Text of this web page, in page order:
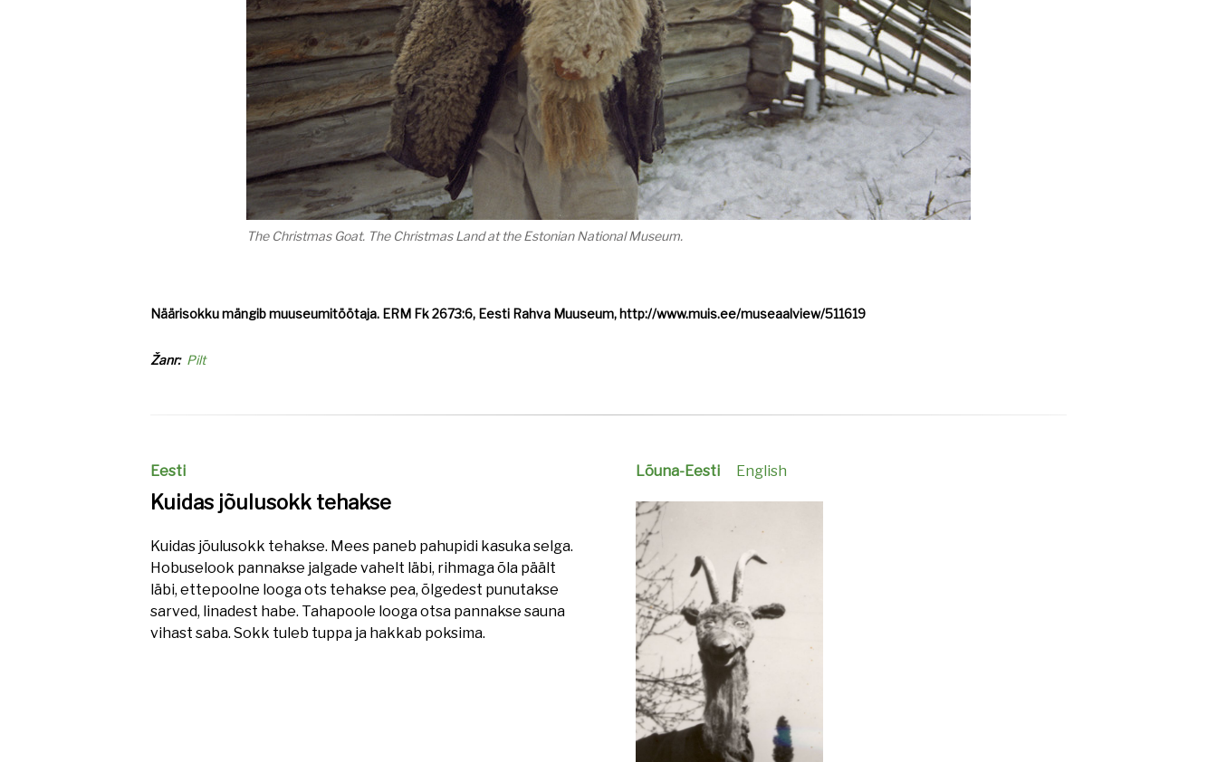
The Christmas Goat. The Christmas Land at the Estonian National Museum.
Näärisokku mängib muuseumitöötaja. ERM Fk 2673:6, Eesti Rahva Muuseum, http://www.muis.ee/museaalview/511619
Žanr Pilt
Eesti
Kuidas jõulusokk tehakse
Kuidas jõulusokk tehakse. Mees paneb pahupidi kasuka selga.
Hobuselook pannakse jalgade vahelt läbi, rihmaga õla päält
läbi, ettepoolne looga ots tehakse pea, õlgedest punutakse
sarved, linadest habe. Tahapoole looga otsa pannakse sauna
vihast saba. Sokk tuleb tuppa ja hakkab poksima.
Lõuna-Eesti English